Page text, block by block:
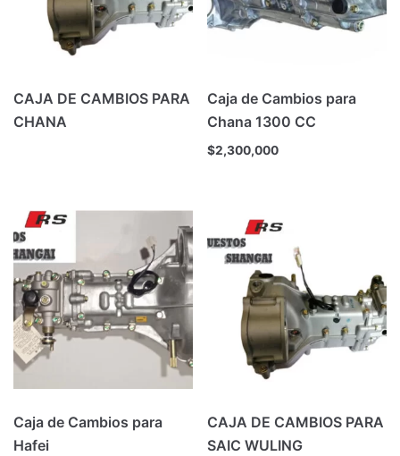
CAJA DE CAMBIOS PARA
CHANA
Caja de Cambios para
Chana 1300 CC
$2,300,000
Caja de Cambios para
Hafei
CAJA DE CAMBIOS PARA
SAIC WULING